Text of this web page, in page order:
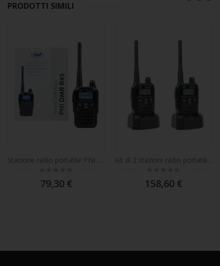
PRODOTTI SIMILI
79,30 € 158,60 €